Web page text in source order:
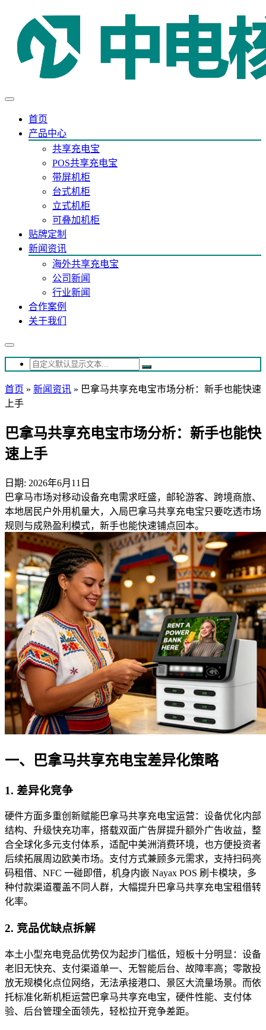
首页
产品中心
共享充电宝
POS共享充电宝
带屏机柜
台式机柜
立式机柜
可叠加机柜
贴牌定制
新闻资讯
海外共享充电宝
公司新闻
行业新闻
合作案例
关于我们
首页 » 新闻资讯 » 巴拿马共享充电宝市场分析：新手也能快速
上手
巴拿马共享充电宝市场分析：新手也能快
速上手
日期: 2026年6月11日
巴拿马市场对移动设备充电需求旺盛，邮轮游客、跨境商旅、
本地居民户外用机量大，入局巴拿马共享充电宝只要吃透市场
规则与成熟盈利模式，新手也能快速铺点回本。
一、巴拿马共享充电宝差异化策略
1. 差异化竞争
硬件方面多重创新赋能巴拿马共享充电宝运营：设备优化内部
结构、升级快充功率，搭载双面广告屏提升额外广告收益，整
合全球化多元支付体系，适配中美洲消费环境，也方便投资者
后续拓展周边欧美市场。支付方式兼顾多元需求，支持扫码亮
码租借、NFC 一碰即借，机身内嵌 Nayax POS 刷卡模块，多
种付款渠道覆盖不同人群，大幅提升巴拿马共享充电宝租借转
化率。
2. 竞品优缺点拆解
本土小型充电竞品优势仅为起步门槛低，短板十分明显：设备
老旧无快充、支付渠道单一、无智能后台、故障率高；零散投
放无规模化点位网络，无法承接港口、景区大流量场景。而依
托标准化新机柜运营巴拿马共享充电宝，硬件性能、支付体
验、后台管理全面领先，轻松拉开竞争差距。